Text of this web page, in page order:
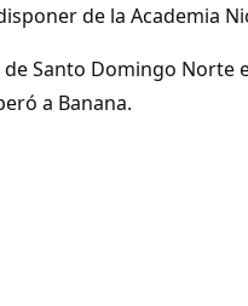
de la Academia
Santo Domingo Norte
a Banana.